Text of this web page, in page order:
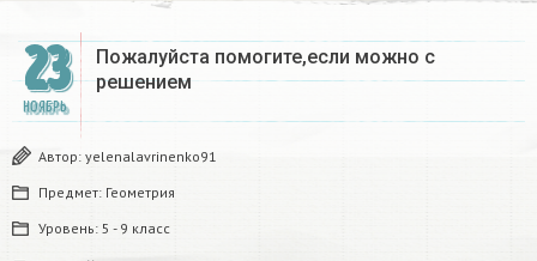
23
НОЯБРЬ
Пожалуйста помогите,если можно с
решением
Автор: yelenalavrinenko91
Предмет: Геометрия
Уровень: 5 - 9 класс